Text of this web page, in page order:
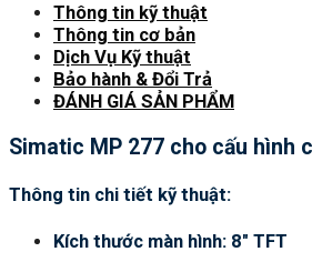
Thông tin kỹ thuật
Thông tin cơ bản
Dịch Vụ Kỹ thuật
Bảo hành & Đổi Trả
ĐÁNH GIÁ SẢN PHẨM
Simatic MP 277 cho cấu hình
Thông tin chi tiết kỹ thuật:
Kích thước màn hình: 8″ TFT